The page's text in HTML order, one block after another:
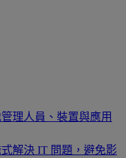
理人員、裝置與應用
解決 IT 問題，避免影